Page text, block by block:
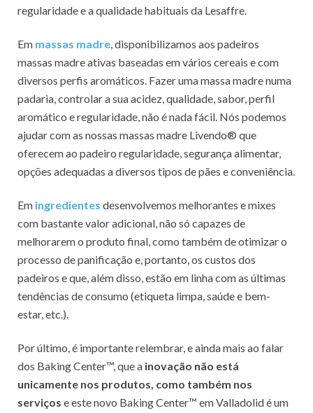
regularidade e a qualidade habituais da Lesaffre.
Emmassas madre, disponibilizamos aos padeiros
massas madre ativas baseadas em vários cereais e com
diversos perfis aromáticos. Fazer uma massa madre numa
padaria, controlar a sua acidez, qualidade, sabor, perfil
aromático e regularidade, não é nada fácil. Nós podemos
ajudar com as nossas massas madre Livendo® que
oferecem ao padeiro regularidade, segurança alimentar,
opções adequadas a diversos tipos de pães e conveniência.
Em ingredientes desenvolvemos melhorantes e mixes
com bastante valor adicional, não só capazes de
melhorarem o produto final, como também de otimizar o
processo de panificação e, portanto, os custos dos
padeiros e que, além disso, estão em linha com as últimas
tendências de consumo (etiqueta limpa, saúde e bem-
estar, etc.).
Por último, é importante relembrar, e ainda mais ao falar
dos Baking Center™, que a inovação não está
unicamente nos produtos, como também nos
serviços e este novo Baking Center™ em Valladolid é um